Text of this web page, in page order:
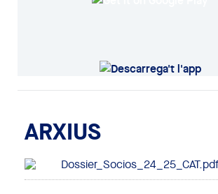
ARXIUS
Dossier_Socios_24_25_CAT.pdf